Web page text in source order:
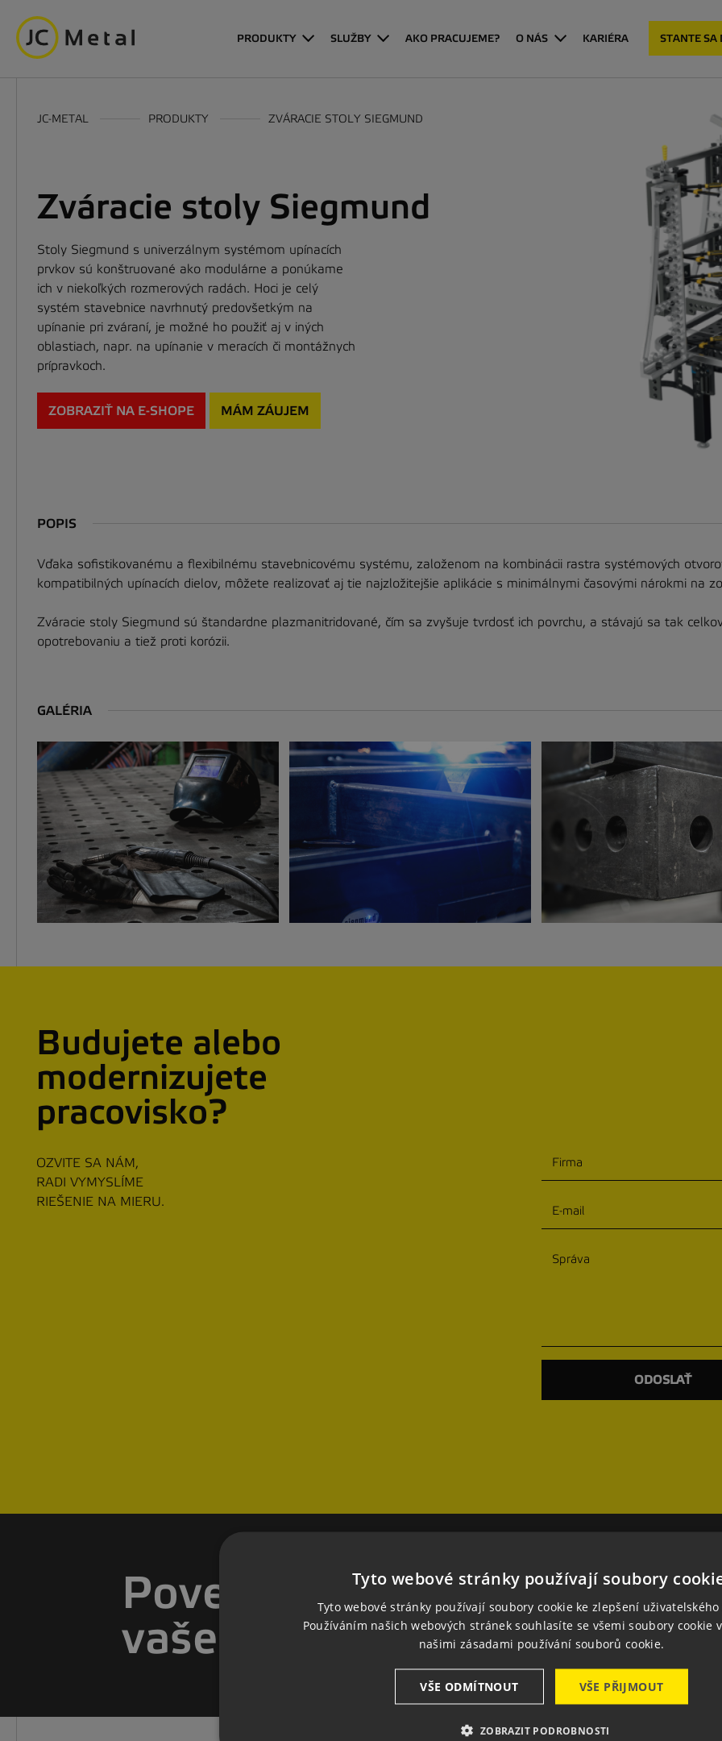
PRODUKTY SLUŽBY AKO PRACUJEME? O NÁS KARIÉRA STANTE SA
JC-METAL PRODUKTY ZVÁRACIE STOLY SIEGMUND
Zváracie stoly Siegmund
Stoly Siegmund s univerzálnym systémom upínacích
prvkov sú konštruované ako modulárne a ponúkame
ich v niekoľkých rozmerových radách. Hoci je celý
systém stavebnice navrhnutý predovšetkým na
upínanie pri zváraní, je možné ho použiť aj v iných
oblastiach, napr. na upínanie v meracích či montážnych
prípravkoch.
ZOBRAZIŤ NA E-SHOPE MÁM ZÁUJEM
POPIS
Vďaka sofistikovanému a flexibilnému stavebnicovému systému, založenom na kombinácii rastra systémových
kompatibilných upínacích dielov, môžete realizovať aj tie najzložitejšie aplikácie s minimálnymi časovými nárokmi na
Zváracie stoly Siegmund sú štandardne plazmanitridované, čím sa zvyšuje tvrdosť ich povrchu, a stávajú sa tak
opotrebovaniu a tiež proti korózii.
GALÉRIA
Budujete alebo
modernizujete
pracovisko?
OZVITE SA NÁM,
RADI VYMYSLÍME
RIEŠENIE NA MIERU.
Povedzte nám
vaše priania
Kontaktujte nás
KONTAKTNÝ
Tyto webové stránky používají soubory
Tyto webové stránky používají soubory cookie ke zlepšení
Používáním našich webových stránek souhlasíte se všemi soubory cookie
našimi zásadami používání souborů cookie.
VŠE PŘIJMOUT
VŠE ODMÍTNOUT
ZOBRAZIT PODROBNOSTI